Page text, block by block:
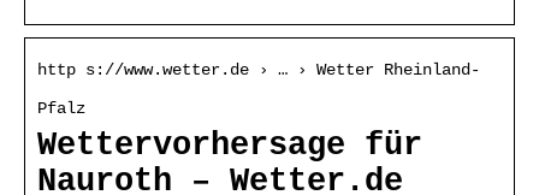
http s://www.wetter.de › … › Wetter Rheinland-
Pfalz
Wettervorhersage für
Nauroth – Wetter.de